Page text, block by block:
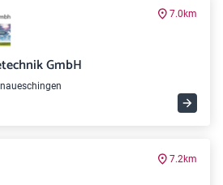
7.0km
GmbH
7.2km